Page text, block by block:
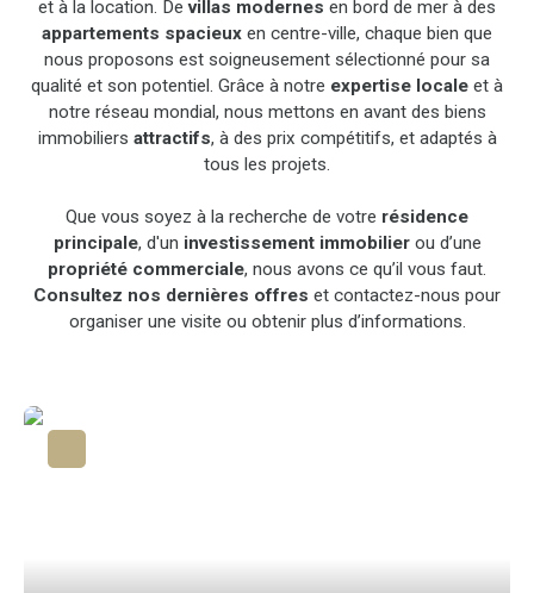
et à la location. Devillas modernes en bord de mer à des
appartements spacieux en centre-ville, chaque bien que
nous proposons est soigneusement sélectionné pour sa
qualité et son potentiel. Grâce à notre expertise locale et à
notre réseau mondial, nous mettons en avant des biens
immobiliers attractifs, à des prix compétitifs, et adaptés à
tous les projets.
Que vous soyez à la recherche de votre résidence
principale, d'un investissement immobilierou d’une
propriété commerciale, nous avons ce qu’il vous faut.
Consultez nos dernières offres et contactez-nous pour
organiser une visite ou obtenir plus d’informations.